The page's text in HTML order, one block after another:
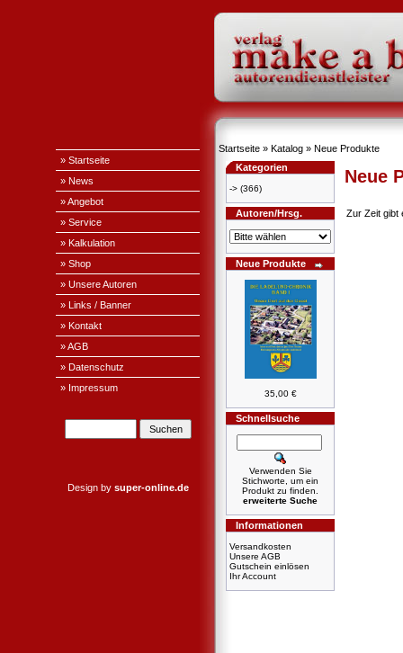
» Startseite
» News
» Angebot
» Service
» Kalkulation
» Shop
» Unsere Autoren
» Links / Banner
» Kontakt
» AGB
» Datenschutz
» Impressum
Design by super-online.de
Startseite » Katalog » Neue Produkte
Kategorien
-> (366)
Autoren/Hrsg.
Neue Produkte
35,00 €
Schnellsuche
Verwenden Sie
Stichworte, um ein
Produkt zu finden.
erweiterte Suche
Informationen
Versandkosten
Unsere AGB
Gutschein einlösen
Ihr Account
Neue
Zur Zeit gibt